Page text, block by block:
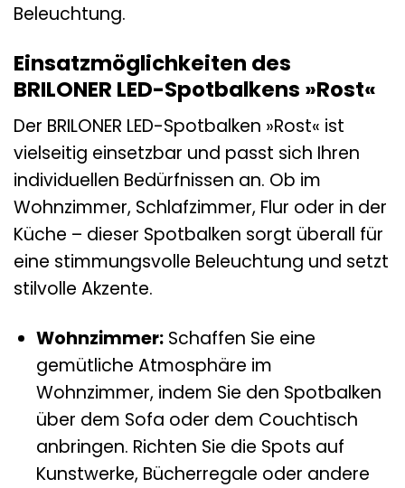
Beleuchtung.
Einsatzmöglichkeiten des
BRILONER LED-Spotbalkens »Rost«
Der BRILONER LED-Spotbalken »Rost« ist
vielseitig einsetzbar und passt sich Ihren
individuellen Bedürfnissen an. Ob im
Wohnzimmer, Schlafzimmer, Flur oder in der
Küche – dieser Spotbalken sorgt überall für
eine stimmungsvolle Beleuchtung und setzt
stilvolle Akzente.
Wohnzimmer:Schaffen Sie eine
gemütliche Atmosphäre im
Wohnzimmer, indem Sie den Spotbalken
über dem Sofa oder dem Couchtisch
anbringen. Richten Sie die Spots auf
Kunstwerke, Bücherregale oder andere